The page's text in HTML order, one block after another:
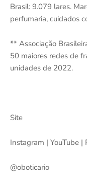
Brasil: 9.079 lares.
perfumaria, cuidados
** Associação
50 maiores redes de
unidades de 2022.
Site
Instagram | YouTube |
@oboticario